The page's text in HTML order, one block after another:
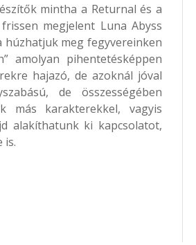
mintha a Returnal és a
megjelent Luna Abyss
húzhatjuk meg fegyvereinken
amolyan pihentetésképpen
hajazó, de azoknál jóval
de összességében
más karakterekkel, vagyis
alakíthatunk ki kapcsolatot,
is.